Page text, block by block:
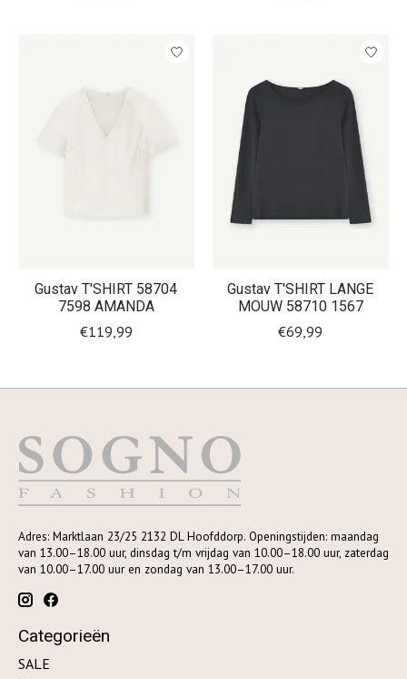
Gustav T'SHIRT 58704
7598 AMANDA
€119,99
Gustav T'SHIRT LANGE
MOUW 58710 1567
€69,99
Adres: Marktlaan 23/25 2132 DL Hoofddorp. Openingstijden: maandag
van 13.00–18.00 uur, dinsdag t/m vrijdag van 10.00–18.00 uur, zaterdag
van 10.00–17.00 uur en zondag van 13.00–17.00 uur.
Categorieën
SALE